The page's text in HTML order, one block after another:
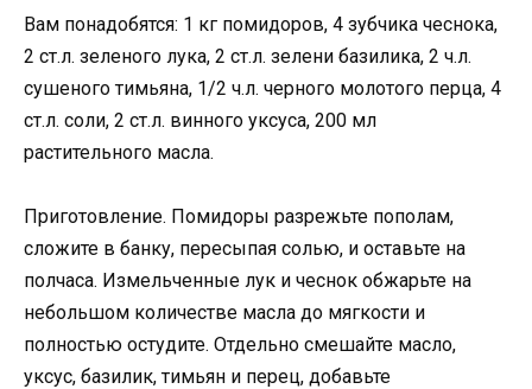
Вам понадобятся: 1 кг помидоров, 4 зубчика чеснока,
2 ст.л. зеленого лука, 2 ст.л. зелени базилика, 2 ч.л.
сушеного тимьяна, 1/2 ч.л. черного молотого перца, 4
ст.л. соли, 2 ст.л. винного уксуса, 200 мл
растительного масла.
Приготовление. Помидоры разрежьте пополам,
сложите в банку, пересыпая солью, и оставьте на
полчаса. Измельченные лук и чеснок обжарьте на
небольшом количестве масла до мягкости и
полностью остудите. Отдельно смешайте масло,
уксус, базилик, тимьян и перец, добавьте